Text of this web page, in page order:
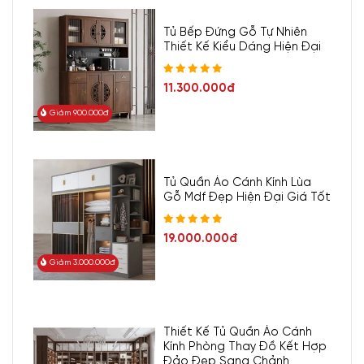
2. Chất liệu, độ bền của tủ kệ
Giảm 900.000đ
Tủ Bếp Đứng Gỗ Tự Nhiên
Thiết Kế Kiểu Dáng Hiện Đại
11.300.000đ
Giảm 3.000.000đ
Tủ Quần Áo Cánh Kính Lùa
Gỗ Mdf Đẹp Hiện Đại Giá Tốt
19.000.000đ
Thiết Kế Tủ Quần Áo Cánh
Kính Phòng Thay Đồ Kết Hợp